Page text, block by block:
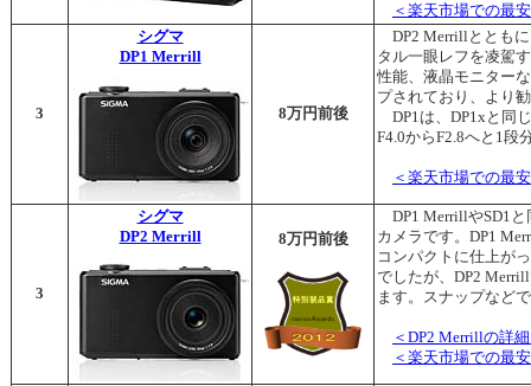
＜楽天市場での最
3
シグマ
DP1 Merrill
8万円前後
DP2 Merrillとともに
タル一眼レフを凌駕
性能、液晶モニター
プされており、より
DP1は、DP1xと同
F4.0からF2.8へと1段
＜楽天市場での最
3
シグマ
DP2 Merrill
8万円前後
DP1 MerrillやSD1と
カメラです。DP1
コンパクトに仕上が
でしたが、DP2
ます。スナップなど
＜DP2 Merrillの詳
＜楽天市場での最